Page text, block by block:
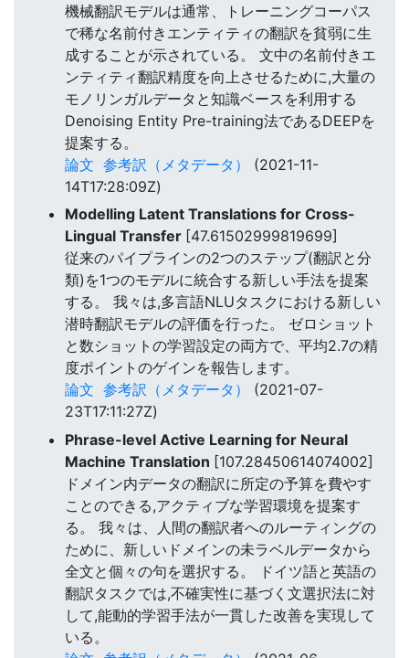
機械翻訳モデルは通常、トレーニングコーパス
で稀な名前付きエンティティの翻訳を貧弱に生
成することが示されている。 文中の名前付きエ
ンティティ翻訳精度を向上させるために,大量の
モノリンガルデータと知識ベースを利用する
Denoising Entity Pre-training法であるDEEPを
提案する。
論文 参考訳（メタデータ）
(2021-11-
14T17:28:09Z)
Modelling Latent Translations for Cross-
Lingual Transfer [47.61502999819699]
従来のパイプラインの2つのステップ(翻訳と分
類)を1つのモデルに統合する新しい手法を提案
する。 我々は,多言語NLUタスクにおける新しい
潜時翻訳モデルの評価を行った。 ゼロショット
と数ショットの学習設定の両方で、平均2.7の精
度ポイントのゲインを報告します。
論文 参考訳（メタデータ）
(2021-07-
23T17:11:27Z)
Phrase-level Active Learning for Neural
Machine Translation [107.28450614074002]
ドメイン内データの翻訳に所定の予算を費やす
ことのできる,アクティブな学習環境を提案す
る。 我々は、人間の翻訳者へのルーティングの
ために、新しいドメインの未ラベルデータから
全文と個々の句を選択する。 ドイツ語と英語の
翻訳タスクでは,不確実性に基づく文選択法に対
して,能動的学習手法が一貫した改善を実現して
いる。